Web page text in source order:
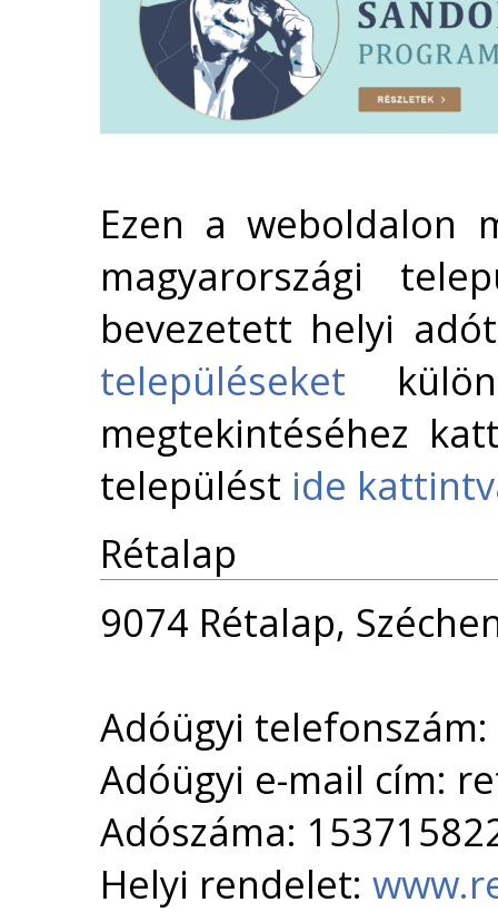
Ezen a weboldalon
magyarországi
bevezetett helyi
településeket
megtekintéséhez
települést ide
Rétalap
9074 Rétalap,
Adóügyi
Adóügyi e-mail cím:
Adószáma:
Helyi rendelet: